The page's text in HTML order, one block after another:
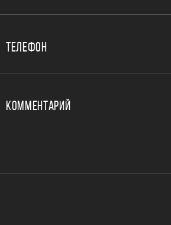
ТЕЛЕФОН
КОММЕНТАРИЙ